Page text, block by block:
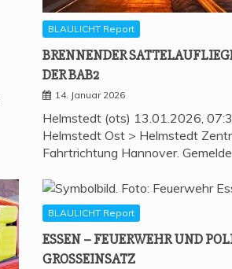
BLAULICHT Report
BREN­NEN­DER
DER BAB2
14. Januar 2026
Helmstedt (ots) 13.01.2026,
Helmstedt Ost > Helmstedt
Fahrtrichtung Hannover.
BLAULICHT Report
ESSEN – FEU­ER­WEHR UND
GROSSEINSATZ